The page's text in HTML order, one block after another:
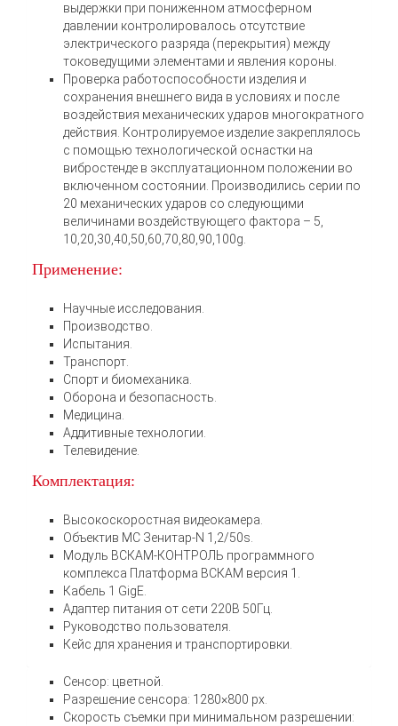
выдержки при пониженном атмосферном
давлении контролировалось отсутствие
электрического разряда (перекрытия) между
токоведущими элементами и явления короны.
Проверка работоспособности изделия и
сохранения внешнего вида в условиях и после
воздействия механических ударов многократного
действия. Контролируемое изделие закреплялось
с помощью технологической оснастки на
вибростенде в эксплуатационном положении во
включенном состоянии. Производились серии по
20 механических ударов со следующими
величинами воздействующего фактора – 5,
10,20,30,40,50,60,70,80,90,100g.
Применение:
Научные исследования.
Производство.
Испытания.
Транспорт.
Спорт и биомеханика.
Оборона и безопасность.
Медицина.
Аддитивные технологии.
Телевидение.
Комплектация:
Высокоскоростная видеокамера.
Объектив МС Зенитар-N 1,2/50s.
Модуль ВСКАМ-КОНТРОЛЬ программного
комплекса Платформа ВСКАМ версия 1.
Кабель 1 GigE.
Адаптер питания от сети 220В 50Гц.
Руководство пользователя.
Кейс для хранения и транспортировки.
Сенсор: цветной.
Разрешение сенсора: 1280×800 px.
Скорость съемки при минимальном разрешении: